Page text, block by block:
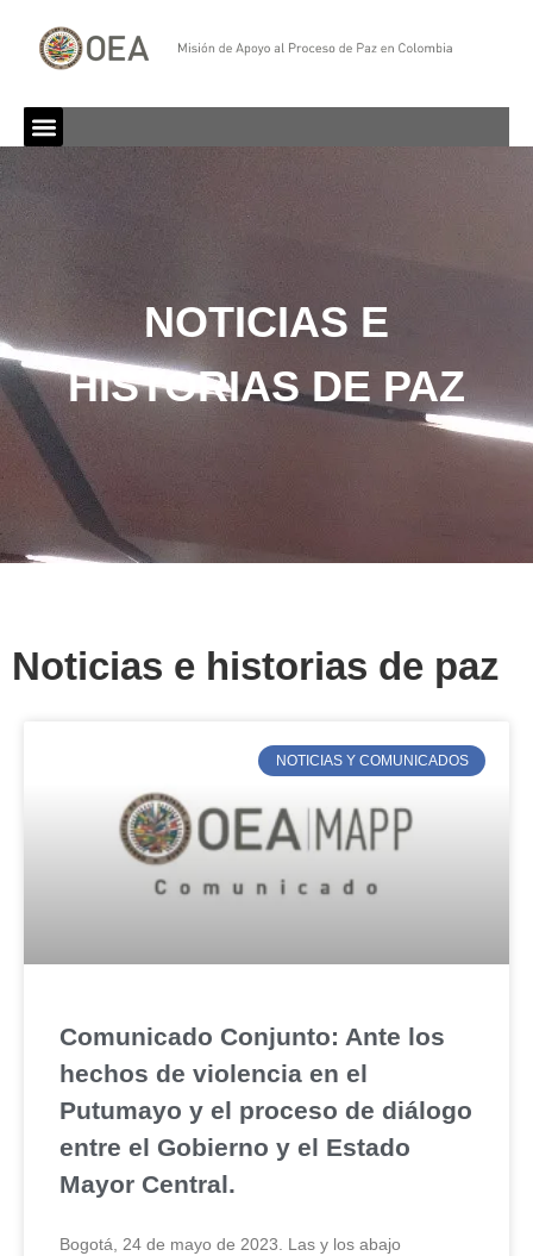
NOTICIAS E
HISTORIAS DE PAZ
Noticias e historias de paz
NOTICIAS Y COMUNICADOS
Comunicado Conjunto: Ante los
hechos de violencia en el
Putumayo y el proceso de diálogo
entre el Gobierno y el Estado
Mayor Central.
Bogotá, 24 de mayo de 2023. Las y los abajo